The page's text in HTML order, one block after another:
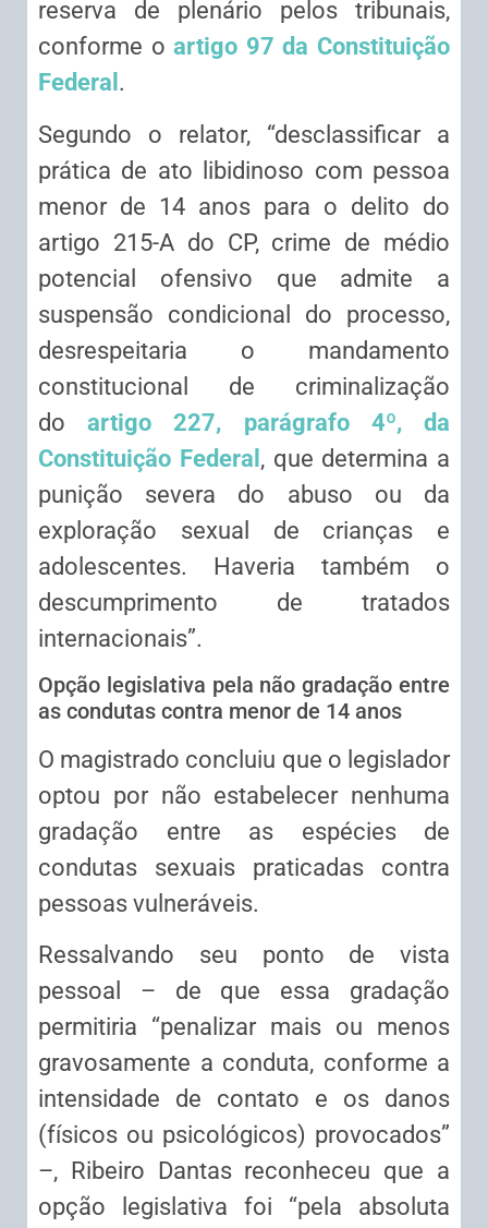
reserva de plenário pelos tribunais,
conforme oartigo 97 da Constituição
Federal .
Segundo o relator, “desclassificar a
prática de ato libidinoso com pessoa
menor de 14 anos para o delito do
artigo 215-A do CP, crime de médio
potencial ofensivo que admite a
suspensão condicional do processo,
desrespeitaria o mandamento
constitucional de criminalização
doartigo 227, parágrafo 4º, da
Constituição Federal , que determina a
punição severa do abuso ou da
exploração sexual de crianças e
adolescentes. Haveria também o
descumprimento de tratados
internacionais”.
Opção legislativa pela não gradação entre
as condutas contra menor de 14 anos
O magistrado concluiu que o legislador
optou por não estabelecer nenhuma
gradação entre as espécies de
condutas sexuais praticadas contra
pessoas vulneráveis.
Ressalvando seu ponto de vista
pessoal – de que essa gradação
permitiria “penalizar mais ou menos
gravosamente a conduta, conforme a
intensidade de contato e os danos
(físicos ou psicológicos) provocados”
–, Ribeiro Dantas reconheceu que a
opção legislativa foi “pela absoluta